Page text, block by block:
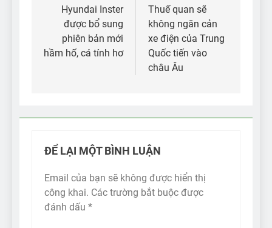
hướng
bài
viết
Hyundai Inster
được bổ sung
phiên bản mới
hầm hố, cá tính hơ
Thuế quan sẽ
không ngăn cản
xe điện của Trung
Quốc tiến vào
châu Âu
ĐỂ LẠI MỘT BÌNH LUẬN
Email của bạn sẽ không được hiển thị
công khai. Các trường bắt buộc được
đánh dấu *